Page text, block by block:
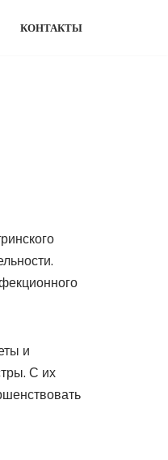
КОНТАКТЫ
и
С их